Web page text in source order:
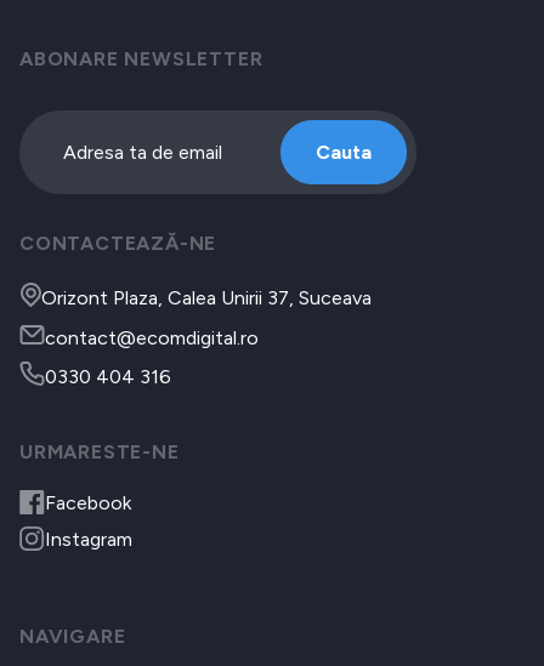
ABONARE NEWSLETTER
Cauta
CONTACTEAZĂ-NE
Orizont Plaza, Calea Unirii 37, Suceava
contact@ecomdigital.ro
0330 404 316
URMARESTE-NE
Facebook
Instagram
NAVIGARE